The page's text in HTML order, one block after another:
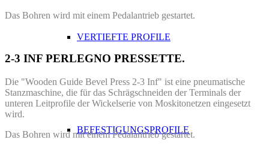
VERTIEFTE PROFILE
BEFESTIGUNGSPROFILE
Das Bohren wird mit einem Pedalantrieb gestartet.
2-3 INF PERLEGNO PRESSETTE.
Die "Wooden Guide Bevel Press 2-3 Inf" ist eine pneumatische
Stanzmaschine, die für das Schrägschneiden der Terminals der
unteren Leitprofile der Wickelserie von Moskitonetzen eingesetzt
wird.
Das Bohren wird mit einem Pedalantrieb gestartet.